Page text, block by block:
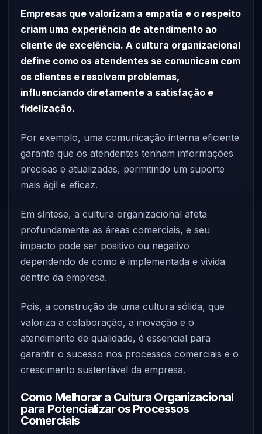
Empresas que valorizam a empatia e o respeito
criam uma experiência de atendimento ao
cliente de excelência. A cultura organizacional
define como os atendentes se comunicam com
os clientes e resolvem problemas,
influenciando diretamente a satisfação e
fidelização.
Por exemplo, uma comunicação interna eficiente
garante que os atendentes tenham informações
precisas e atualizadas, permitindo um suporte
mais ágil e eficaz.
Em síntese, a cultura organizacional afeta
profundamente as áreas comerciais, e seu
impacto pode ser positivo ou negativo
dependendo de como é implementada e vivida
dentro da empresa.
Pois, a construção de uma cultura sólida, que
valoriza a colaboração, a inovação e o
atendimento de qualidade, é essencial para
garantir o sucesso nos processos comerciais e o
crescimento sustentável da empresa.
Como Melhorar a Cultura Organizacional
para Potencializar os Processos
Comerciais